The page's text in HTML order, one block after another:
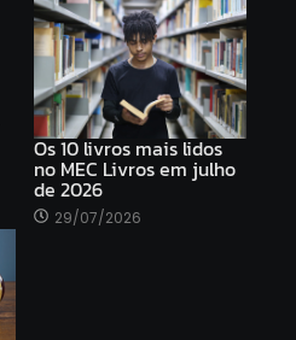
Os 10 livros mais lidos
no MEC Livros em julho
de 2026
29/07/2026